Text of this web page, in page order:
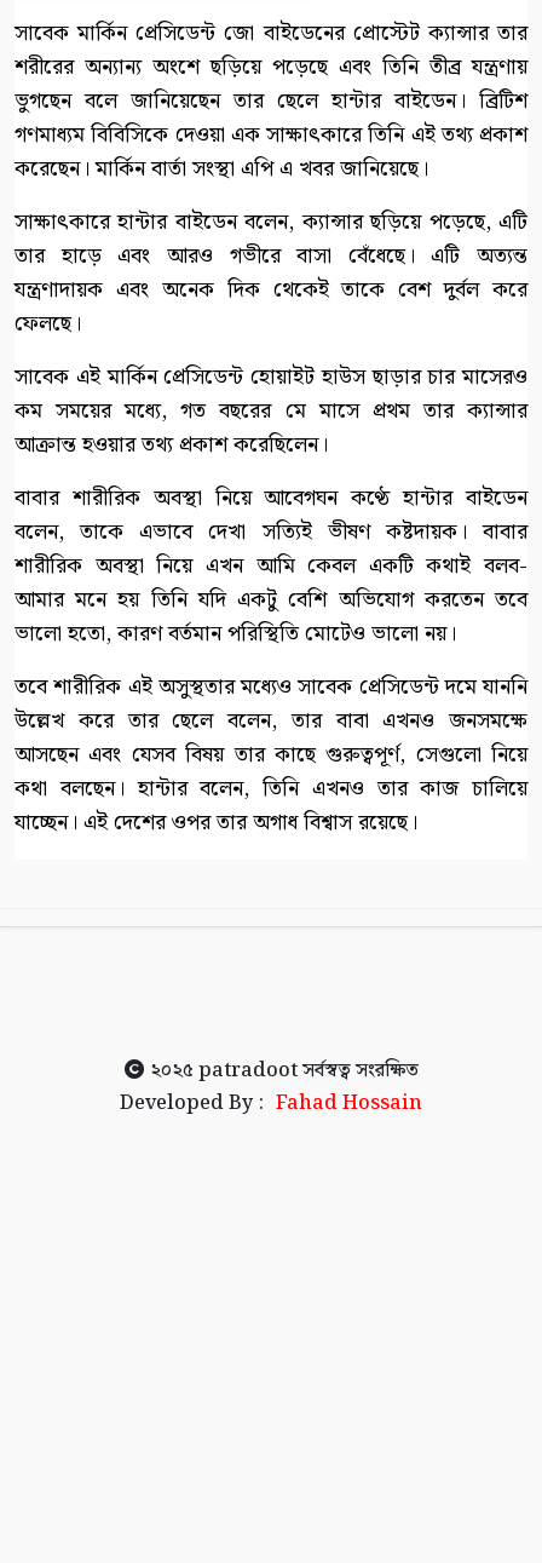
সাবেক মার্কিন প্রেসিডেন্ট জো বাইডেনের প্রোস্টেট ক্যান্সার তার
শরীরের অন্যান্য অংশে ছড়িয়ে পড়েছে এবং তিনি তীব্র যন্ত্রণায়
ভুগছেন বলে জানিয়েছেন তার ছেলে হান্টার বাইডেন। ব্রিটিশ
গণমাধ্যম বিবিসিকে দেওয়া এক সাক্ষাৎকারে তিনি এই তথ্য প্রকাশ
করেছেন। মার্কিন বার্তা সংস্থা এপি এ খবর জানিয়েছে।
সাক্ষাৎকারে হান্টার বাইডেন বলেন, ক্যান্সার ছড়িয়ে পড়েছে, এটি
তার হাড়ে এবং আরও গভীরে বাসা বেঁধেছে। এটি অত্যন্ত
যন্ত্রণাদায়ক এবং অনেক দিক থেকেই তাকে বেশ দুর্বল করে
ফেলছে।
সাবেক এই মার্কিন প্রেসিডেন্ট হোয়াইট হাউস ছাড়ার চার মাসেরও
কম সময়ের মধ্যে, গত বছরের মে মাসে প্রথম তার ক্যান্সার
আক্রান্ত হওয়ার তথ্য প্রকাশ করেছিলেন।
বাবার শারীরিক অবস্থা নিয়ে আবেগঘন কণ্ঠে হান্টার বাইডেন
বলেন, তাকে এভাবে দেখা সত্যিই ভীষণ কষ্টদায়ক। বাবার
শারীরিক অবস্থা নিয়ে এখন আমি কেবল একটি কথাই বলব-
আমার মনে হয় তিনি যদি একটু বেশি অভিযোগ করতেন তবে
ভালো হতো, কারণ বর্তমান পরিস্থিতি মোটেও ভালো নয়।
তবে শারীরিক এই অসুস্থতার মধ্যেও সাবেক প্রেসিডেন্ট দমে যাননি
উল্লেখ করে তার ছেলে বলেন, তার বাবা এখনও জনসমক্ষে
আসছেন এবং যেসব বিষয় তার কাছে গুরুত্বপূর্ণ, সেগুলো নিয়ে
কথা বলছেন। হান্টার বলেন, তিনি এখনও তার কাজ চালিয়ে
যাচ্ছেন। এই দেশের ওপর তার অগাধ বিশ্বাস রয়েছে।
২০২৫ patradootসর্বস্বত্ব সংরক্ষিত
Developed By : Fahad Hossain